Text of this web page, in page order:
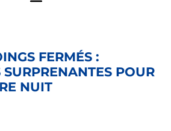
FERMÉS :
POUR
NUIT